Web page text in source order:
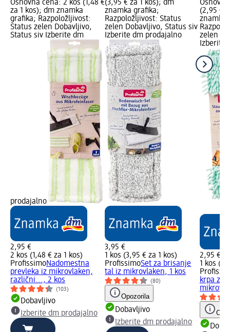
Osnovna cena: 2 kos (1,48 €
za 1 kos); dm znamka
grafika; Razpoložljivost:
Status zelen Dobavljivo,
Status siv Izberite dm
prodajalno
2,95 €
2 kos (1,48 € za 1 kos)
ProfissimoNadomestna
prevleka iz mikrovlaken,
različni..., 2 kos
(103)
Dobavljivo
Izberite dm prodajalno
(3,95 € za 1 kos); dm
znamka grafika;
Razpoložljivost: Status
zelen Dobavljivo, Status siv
Izberite dm prodajalno
3,95 €
1 kos (3,95 € za 1 kos)
ProfissimoSet za brisanje
tal iz mikrovlaken, 1 kos
(80)
Opozorila
Dobavljivo
Izberite dm prodajalno
(2,95 €
znamka
zelen
Izberite
2,95 €
1 kos
krpa za